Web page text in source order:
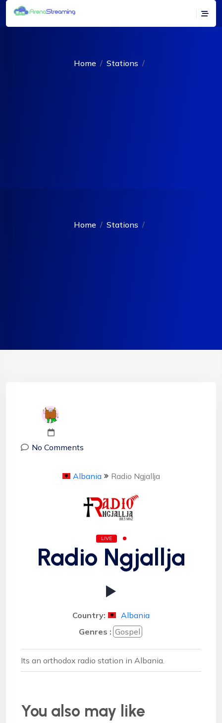
Home Stations
Home Stations
No Comments
Albania Radio Ngjallja
LIVE
Radio Ngjallja
Country:
Albania
Genres : Gospel
Its an orthodox radio station in Albania.
You also may like